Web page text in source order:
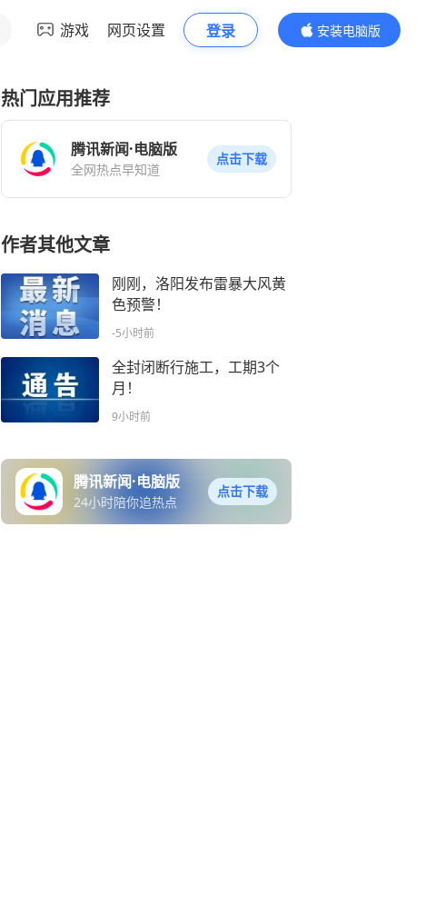
游戏 网页设置 登录
安装电脑版
内容更精彩
热门应用推荐
腾讯新闻·电脑版
全网热点早知道
点击下载
作者其他文章
刚刚，洛阳发布雷暴大风黄
色预警！
-5小时前
全封闭断行施工，工期3个
月！
9小时前
腾讯新闻·电脑版
24小时陪你追热点
点击下载